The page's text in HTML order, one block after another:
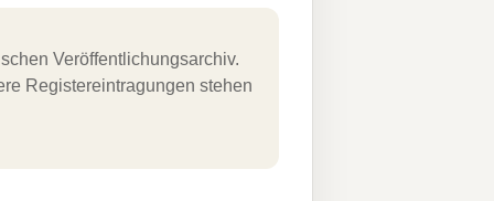
Veröffentlichungsarchiv.
Registereintragungen stehen